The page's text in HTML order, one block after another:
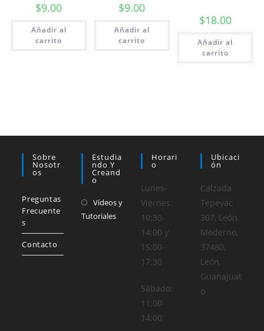
$9.00
Añadir al
carrito
$9.00
Añadir al
carrito
$18.00
Añadir al
carrito
Sobre
Nosotr
Os
Preguntas
Frecuente
s
Contacto
Estudia
Ndo Y
Creand
O
Vídeos y
Tutoriales
Horari
O
Lunes-
Viernes:
10:30-
14:00 y
15:00-
17:30
Sábado:
11:00-
14:00
Ubicaci
Ón
Calzada
Tepeyac
307, León
Moderno,
37480,
León,
Guanajuat
o